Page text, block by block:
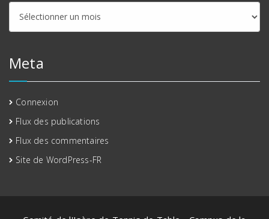
Archives
Meta
Connexion
Flux des publications
Flux des commentaires
Site de WordPress-FR